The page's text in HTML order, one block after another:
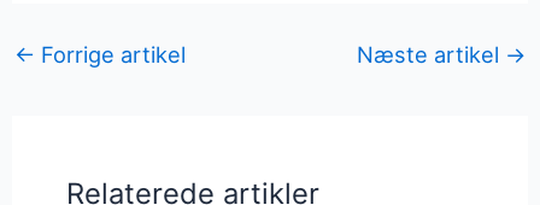
← Forrige artikel Næste artikel →
Relaterede artikler